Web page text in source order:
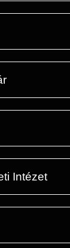
Intézet